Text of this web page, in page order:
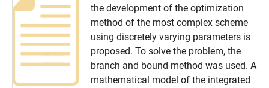
the development of the optimization
method of the most complex scheme
using discretely varying parameters is
proposed. To solve the problem, the
branch and bound method was used. A
mathematical model of the integrated